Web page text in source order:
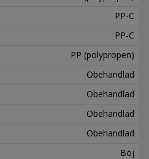
PP-C
PP-C
PP (polypropen)
Obehandlad
Obehandlad
Obehandlad
Obehandlad
Böj